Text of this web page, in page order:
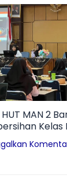
MAN 2
Kelas
Madrasah